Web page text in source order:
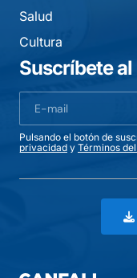
Salud
Cultura
Suscríbete
Pulsando el botón de
privacidad y Términos